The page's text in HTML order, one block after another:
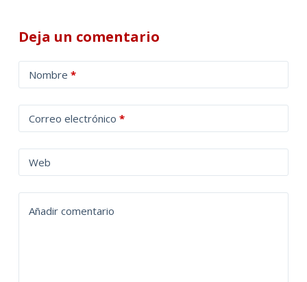
Deja un comentario
Nombre *
Correo electrónico *
Web
Añadir comentario
l
t
a
t